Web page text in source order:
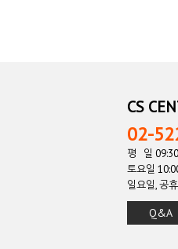
CS
02-
평 일
토요일
일요일, 공
Q&A